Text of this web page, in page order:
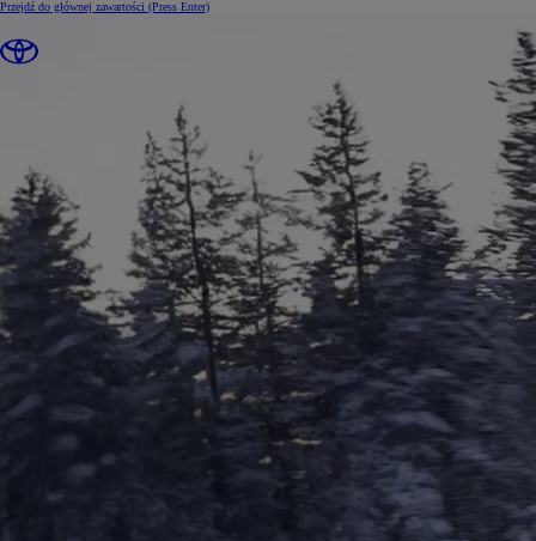
Przejdź do głównej zawartości (Press Enter)